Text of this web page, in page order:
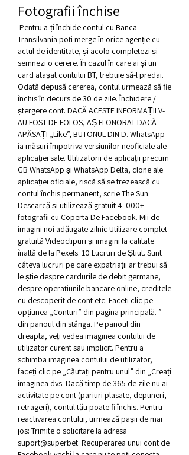
Fotografii închise
Transilvania poți merge în orice agenție cu
actul de identitate, și acolo completezi și
semnezi o cerere. În cazul în care ai și un
card atașat contului BT, trebuie să-l predai.
Odată depusă cererea, contul urmează să fie
închis în decurs de 30 de zile. Închidere /
ștergere cont. DACĂ ACESTE INFORMAȚII V-
AU FOST DE FOLOS, AȘ FI ONORAT DACĂ
APĂSAȚI „Like”, BUTONUL DIN D. WhatsApp
ia măsuri împotriva versiunilor neoficiale ale
aplicației sale. Utilizatorii de aplicații precum
GB WhatsApp și WhatsApp Delta, clone ale
aplicației oficiale, riscă să se trezească cu
contul închis permanent, scrie The Sun.
Descarcă și utilizează gratuit 4. 000+
fotografii cu Coperta De Facebook. Mii de
imagini noi adăugate zilnic Utilizare complet
gratuită Videoclipuri și imagini la calitate
înaltă de la Pexels. 10 Lucruri de Știut. Sunt
câteva lucruri pe care expatriații ar trebui să
le știe despre cardurile de debit germane,
despre operațiunile bancare online, creditele
cu descoperit de cont etc. Faceți clic pe
opțiunea „Conturi” din pagina principală. ”
din panoul din stânga. Pe panoul din
dreapta, veți vedea imaginea contului de
utilizator curent sau implicit. Pentru a
schimba imaginea contului de utilizator,
faceți clic pe „Căutați pentru unul” din „Creați
imaginea dvs. Dacă timp de 365 de zile nu ai
activitate pe cont (pariuri plasate, depuneri,
retrageri), contul tău poate fi închis. Pentru
reactivarea contului, urmează pașii de mai
jos: Trimite o solicitare la adresa
suport@superbet. Recuperarea unui cont de